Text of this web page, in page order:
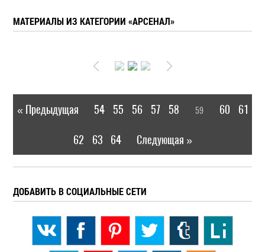
МАТЕРИАЛЫ ИЗ КАТЕГОРИИ «АРСЕНАЛ»
« Предыдущая 54 55 56 57 58 59 60 61
62 63 64 Следующая »
ДОБАВИТЬ В СОЦИАЛЬНЫЕ СЕТИ